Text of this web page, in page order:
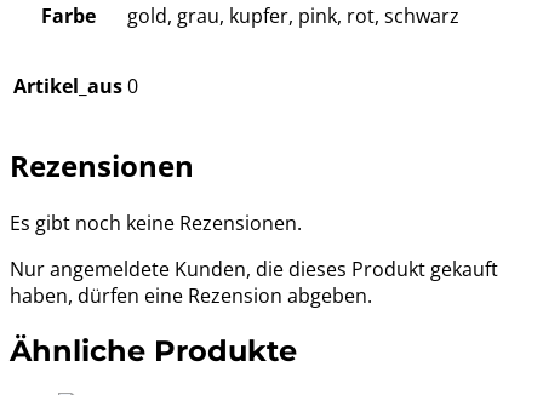
Farbe
gold, grau, kupfer, pink, rot, schwarz
Artikel_aus0
Rezensionen
Es gibt noch keine Rezensionen.
Nur angemeldete Kunden, die dieses Produkt gekauft
haben, dürfen eine Rezension abgeben.
Ähnliche Produkte